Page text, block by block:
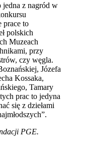
jedna z nagród w
prace to
polskich
Muzeach
przy
czy węgla.
Józefa
Kossaka,
Tamary
prac to jedyna
się z dziełami
PGE.